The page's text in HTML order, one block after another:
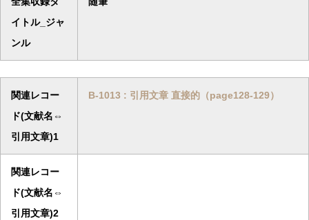
イトル_ジャ
ンル
関連レコー
ド(文献名⇔
引用文章)1
B-1013 : 引用文章 直接的（page128-129）
関連レコー
ド(文献名⇔
引用文章)2